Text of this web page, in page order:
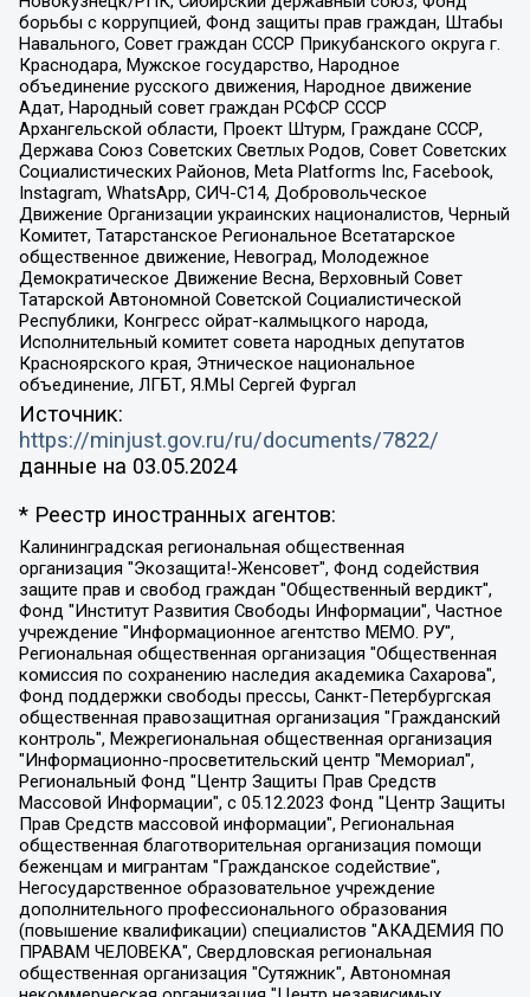
борьбы с коррупцией, Фонд защиты прав граждан, Штабы
Навального, Совет граждан СССР Прикубанского округа г.
Краснодара, Мужское государство, Народное
объединение русского движения, Народное движение
Адат, Народный совет граждан РСФСР СССР
Архангельской области, Проект Штурм, Граждане СССР,
Держава Союз Советских Светлых Родов, Совет Советских
Социалистических Районов, Meta Platforms Inc, Facebook,
Instagram, WhatsApp, СИЧ-С14, Добровольческое
Движение Организации украинских националистов, Черный
Комитет, Татарстанское Региональное Всетатарское
общественное движение, Невоград, Молодежное
Демократическое Движение Весна, Верховный Совет
Татарской Автономной Советской Социалистической
Республики, Конгресс ойрат-калмыцкого народа,
Исполнительный комитет совета народных депутатов
Красноярского края, Этническое национальное
объединение, ЛГБТ, Я.МЫ Сергей Фургал
Источник:
https://minjust.gov.ru/ru/documents/7822/
данные на 03.05.2024
* Реестр иностранных агентов:
Калининградская региональная общественная организация "Экозащита!-Женсовет", Фонд содействия защите прав и свобод граждан "Общественный вердикт", Фонд "Институт Развития Свободы Информации", Частное учреждение "Информационное агентство МЕМО. РУ", Региональная общественная организация "Общественная комиссия по сохранению наследия академика Сахарова", Фонд поддержки свободы прессы, Санкт-Петербургская общественная правозащитная организация "Гражданский контроль", Межрегиональная общественная организация "Информационно-просветительский центр "Мемориал", Региональный Фонд "Центр Защиты Прав Средств Массовой Информации", с 05.12.2023 Фонд "Центр Защиты Прав Средств массовой информации", Региональная общественная благотворительная организация помощи беженцам и мигрантам "Гражданское содействие", Негосударственное образовательное учреждение дополнительного профессионального образования (повышение квалификации) специалистов "АКАДЕМИЯ ПО ПРАВАМ ЧЕЛОВЕКА", Свердловская региональная общественная организация "Сутяжник", Автономная некоммерческая организация "Центр независимых социологических исследований", Союз общественных объединений "Российский исследовательский центр по правам человека", Региональное общественное учреждение научно-информационный центр "МЕМОРИАЛ", Некоммерческая организация "Фонд защиты гласности", Автономная некоммерческая организация "Институт прав человека", Городская общественная организация "Екатеринбургское общество "МЕМОРИАЛ", Городская общественная организация "Рязанское историко-просветительское и правозащитное общество "Мемориал" (Рязанский Мемориал), Челябинский региональный орган общественной самодеятельности – женское общественное объединение "Женщины Евразии", Челябинский региональный орган общественной самодеятельности "Уральская правозащитная группа", Фонд содействия защите здоровья и социальной справедливости имени Андрея Рылькова, Автономная Некоммерческая Организация "Аналитический Центр Юрия Левады", Автономная некоммерческая организация социальной поддержки населения "Проект Апрель", Региональная общественная организация помощи женщинам и детям, находящимся в кризисной ситуации "Информационно-методический центр "Анна", Фонд содействия развитию массовых коммуникаций и правовому просвещению "Так-так-Так", Фонд содействия устойчивому развитию "Серебряная тайга", Свердловский региональный общественный фонд социальных проектов "Новое время", "Idel.Реалии", Кавказ.Реалии, Крым.Реалии, Телеканал Настоящее Время, Татаро-башкирская служба Радио Свобода (Azatliq Radiosi), Радио Свободная Европа/Радио Свобода (PCE/PC), "Сибирь.Реалии", "Фактограф", Благотворительный фонд помощи осужденным и их семьям, Автономная некоммерческая организация "Институт глобализации и социальных движений", Фонд "В защиту прав заключенных", Частное учреждение "Центр поддержки и содействия развитию средств массовой информации", Пензенский региональный общественный благотворительный фонд "Гражданский союз", "Север.Реалии", Некоммерческая организация Фонд "Правовая инициатива", Общество с ограниченной ответственностью "Радио Свободная Европа/Радио Свобода", Чешское информационное агентство "MEDIUM-ORIENT", Красноярская региональная общественная организация "Мы против СПИДа", Камалягин Денис Николаевич, Маркелов Сергей Евгеньевич, Пономарев Лев Александрович, Савицкая Людмила Алексеевна, Автономная некоммерческая организация "Центр по работе с проблемой насилия "НАСИЛИЮ.НЕТ", Межрегиональный профессиональный союз работников здравоохранения "Альянс врачей", Юридическое лицо, зарегистрированное в Латвийской Республике, SIA "Medusa Project" (регистрационный номер 40103797863, дата регистрации 10.06.2014), Некоммерческая организация "Фонд по борьбе с коррупцией", Автономная некоммерческая организация "Институт права и публичной политики", Баданин Роман Сергеевич, Гликин Максим Александрович, Железнова Мария Михайловна, Лукьянова Юлия Сергеевна, Маетная Елизавета Витальевна, Маняхин Петр Борисович, Чуракова Ольга Владимировна, Ярош Юлия Петровна, Юридическое лицо "The Insider SIA", зарегистрированное в Риге, Латвийская Республика (дата регистрации 26.06.2015), являющееся администратором доменного имени интернет-издания "The Insider SIA", https://theins.ru, Постернак Алексей Евгеньевич, Рубин Михаил Аркадьевич, Анин Роман Александрович, Юридическое лицо Istories fonds, зарегистрированное в Латвийской Республике (регистрационный номер 50008295751, дата регистрации 24.02.2020), Великовский Дмитрий Александрович, Долинина Ирина Николаевна, Мароховская Алеся Алексеевна, Шлейнов Роман Юрьевич, Шмагун Олеся Валентиновна, Общество с ограниченной ответственностью "Альтаир 2021", Общество с ограниченной ответственностью "Вега 2021", Общество с ограниченной ответственностью "Главный редактор 2021", Общество с ограниченной ответственностью "Ромашки монолит", Важенков Артем Валерьевич, Ивановская областная общественная организация "Центр гендерных исследований", Гурман Юрий Альбертович, Медиапроект "ОВД-Инфо", Егоров Владимир Владимирович, Жилинский Владимир Александрович, Общество с ограниченной ответственностью "ЗП", Иванова София Юрьевна, Карезина Инна Павловна, Кильтау Екатерина Викторовна, Петров Алексей Викторович, Пискунов Сергей Евгеньевич, Смирнов Сергей Сергеевич, Тихонов Михаил Сергеевич, Общество с ограниченной ответственностью "ЖУРНАЛИСТ-ИНОСТРАННЫЙ АГЕНТ", Арапова Галина Юрьевна, Вольтская Татьяна Анатольевна, Американская компания "Mason G.E.S. Anonymous Foundation" (США), являющаяся владельцем интернет-издания https://mnews.world/, Компания "Stichting Bellingcat", зарегистрированная в Нидерландах (дата регистрации 11.07.2018), Захаров Андрей Вячеславович, Клепиковская Екатерина Дмитриевна, Общество с ограниченной ответственностью "МЕМО", Перл Роман Александрович, Симонов Евгений Алексеевич, Соловьева Елена Анатольевна, Сотников Даниил Владимирович, Сурначева Елизавета Дмитриевна, Автономная некоммерческая организация по защите прав человека и информированию населения "Якутия – Наше Мнение", Общество с ограниченной ответственностью "Москоу диджитал медиа", с 26.01.2023 Общество с ограниченной ответственностью "Чайка Белые сады", Ветошкина Валерия Валерьевна, Заговора Максим Александрович, Межрегиональное общественное движение "Российская ЛГБТ - сеть", Оленичев Максим Владимирович, Павлов Иван Юрьевич, Скворцова Елена Сергеевна, Общество с ограниченной ответственностью "Как бы инагент", Кочетков Игорь Викторович, Общество с ограниченной ответственностью "Честные выборы", Еланчик Олег Александрович, Общество с ограниченной ответственностью "Нобелевский призыв", Гималова Регина Эмилевна, Григорьев Андрей Валерьевич, Григорьева Алина Александровна, Ассоциация по содействию защите прав призывников, альтернативнослужащих и военнослужащих "Правозащитная группа "Гражданин.Армия.Право", Хисамова Регина Фаритовна, Автономная некоммерческая организация по реализации социально-правовых программ "Лилит", Дальневосточное общественное движение "Маяк", Санкт-Петербургская ЛГБТ-инициативная группа "Выход", Инициативная группа ЛГБТ+ "Реверс", Алексеев Андрей Викторович, Бекбулатова Таисия Львовна, Беляев Иван Михайлович, Владыкина Елена Сергеевна, Гельман Марат Александрович, Никульшина Вероника Юрьевна, Толоконникова Надежда Андреевна, Шендерович Виктор Анатольевич, Общество с ограниченной ответственностью "Данное сообщение", Общество с ограниченной ответственностью Издательский дом "Новая глава", Айнбиндер Александра Александровна, Московский комьюнити-центр для ЛГБТ+инициатив, Благотворительный фонд развития филантропии, Deutsche Welle (Германия, Kurt-Schumacher-Strasse 3, 53113 Bonn), Борзунова Мария Михайловна, Воробьев Виктор Викторович, Голубева Анна Львовна, Константинова Алла Михайловна, Малкова Ирина Владимировна, Мурадов Мурад Абдулгалимович, Осетинская Елизавета Николаевна, Понасенков Евгений Николаевич, Ганапольский Матвей Юрьевич, Киселев Евгений Алексеевич, Борухович Ирина Григорьевна, Дремин Иван Тимофеевич, Дубровский Дмитрий Викторович, Красноярская региональная общественная организация поддержки и развития альтернативных образовательных технологий и межкультурных коммуникаций "ИНТЕРРА", Маяковская Екатерина Алексеевна, Фейгин Марк Захарович, Филимонов Андрей Викторович, Дзугкоева Регина Николаевна, Доброхотов Роман Александрович, Дудь Юрий Александрович, Елкин Сергей Владимирович, Кругликов Кирилл Игоревич, Сабунаева Мария Леонидовна, Семенов Алексей Владимирович, Шаинян Карен Багратович, Шульман Екатерина Михайловна, Асафьев Артур Валерьевич, Вахштайн Виктор Семенович, Венедиктов Алексей Алексеевич, Лушникова Екатерина Евгеньевна, Волков Леонид Михайлович, Невзоров Александр Глебович, Пархоменко Сергей Борисович, Сироткин Ярослав Николаевич, Кара-Мурза Владимир Владимирович, Баранова Наталья Владимировна, Гозман Леонид Яковлевич, Кагарлицкий Борис Юльевич, Климарев Михаил Валерьевич, Милов Владимир Станиславович, Автономная некоммерческая организация Краснодарский центр современного искусства "Типография", Моргенштерн Алишер Тагирович, Соболь Любовь Эдуардовна, Общество с ограниченной ответственностью "ЛИЗА НОРМ", Каспаров Гарри Кимович, Ходорковский Михаил Борисович, Общество с ограниченной ответственностью "Апрельские тезисы", Данилович Ирина Брониславовна, Кашин Олег Владимирович, Петров Николай Владимирович, Пивоваров Алексей Владимирович, Соколов Михаил Владимирович, Цветкова Юлия Владимировна, Чичваркин Евгений Александрович, Комитет против пыток/Команда против пыток, Общество с ограниченной ответственностью "Первый научный", Общество с ограниченной ответственностью "Вертолет и ко", Белоцерковская Вероника Борисовна, Кац Максим Евгеньевич, Лазарева Татьяна Юрьевна, Шаведдинов Руслан Табризович, Яшин Илья Валерьевич, Общество с ограниченной ответственностью "Иноагент ААВ", Алешковский Дмитрий Петрович, Альбац Евгения Марковна, Быков Дмитрий Львович, Галямина Юлия Евгеньевна, Лойко Сергей Леонидович, Мартынов Кирилл Константинович, Медведев Сергей Александрович, Крашенинников Федор Геннадиевич, Гордеева Катерина Вл